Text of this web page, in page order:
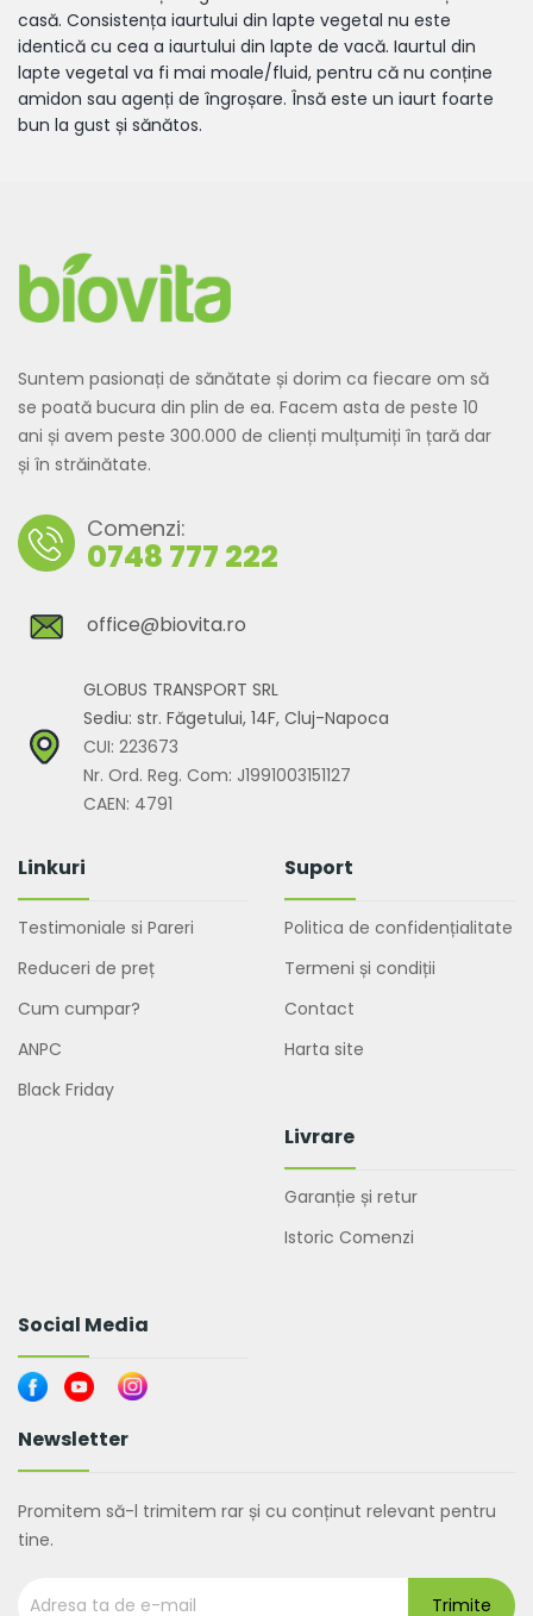
casă. Consistența iaurtului din lapte vegetal nu este
identică cu cea a iaurtului din lapte de vacă. Iaurtul din
lapte vegetal va fi mai moale/fluid, pentru că nu conține
amidon sau agenți de îngroșare. Însă este un iaurt foarte
bun la gust și sănătos.
Suntem pasionați de sănătate și dorim ca fiecare om să
se poată bucura din plin de ea. Facem asta de peste 10
ani și avem peste 300.000 de clienți mulțumiți în țară dar
și în străinătate.
Comenzi:
0748 777 222
office@biovita.ro
GLOBUS TRANSPORT SRL
Sediu: str. Făgetului, 14F, Cluj-Napoca
CUI: 223673
Nr. Ord. Reg. Com: J1991003151127
CAEN: 4791
Linkuri
Testimoniale si Pareri
Reduceri de preț
Cum cumpar?
ANPC
Black Friday
Suport
Politica de confidențialitate
Termeni și condiții
Contact
Harta site
Livrare
Garanție și retur
Istoric Comenzi
Social Media
Newsletter
Promitem să-l trimitem rar și cu conținut relevant pentru
tine.